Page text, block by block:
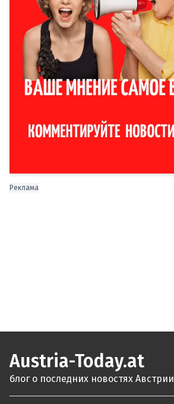
Реклама
Austria-Today.at
блог о последних новостях Австрии